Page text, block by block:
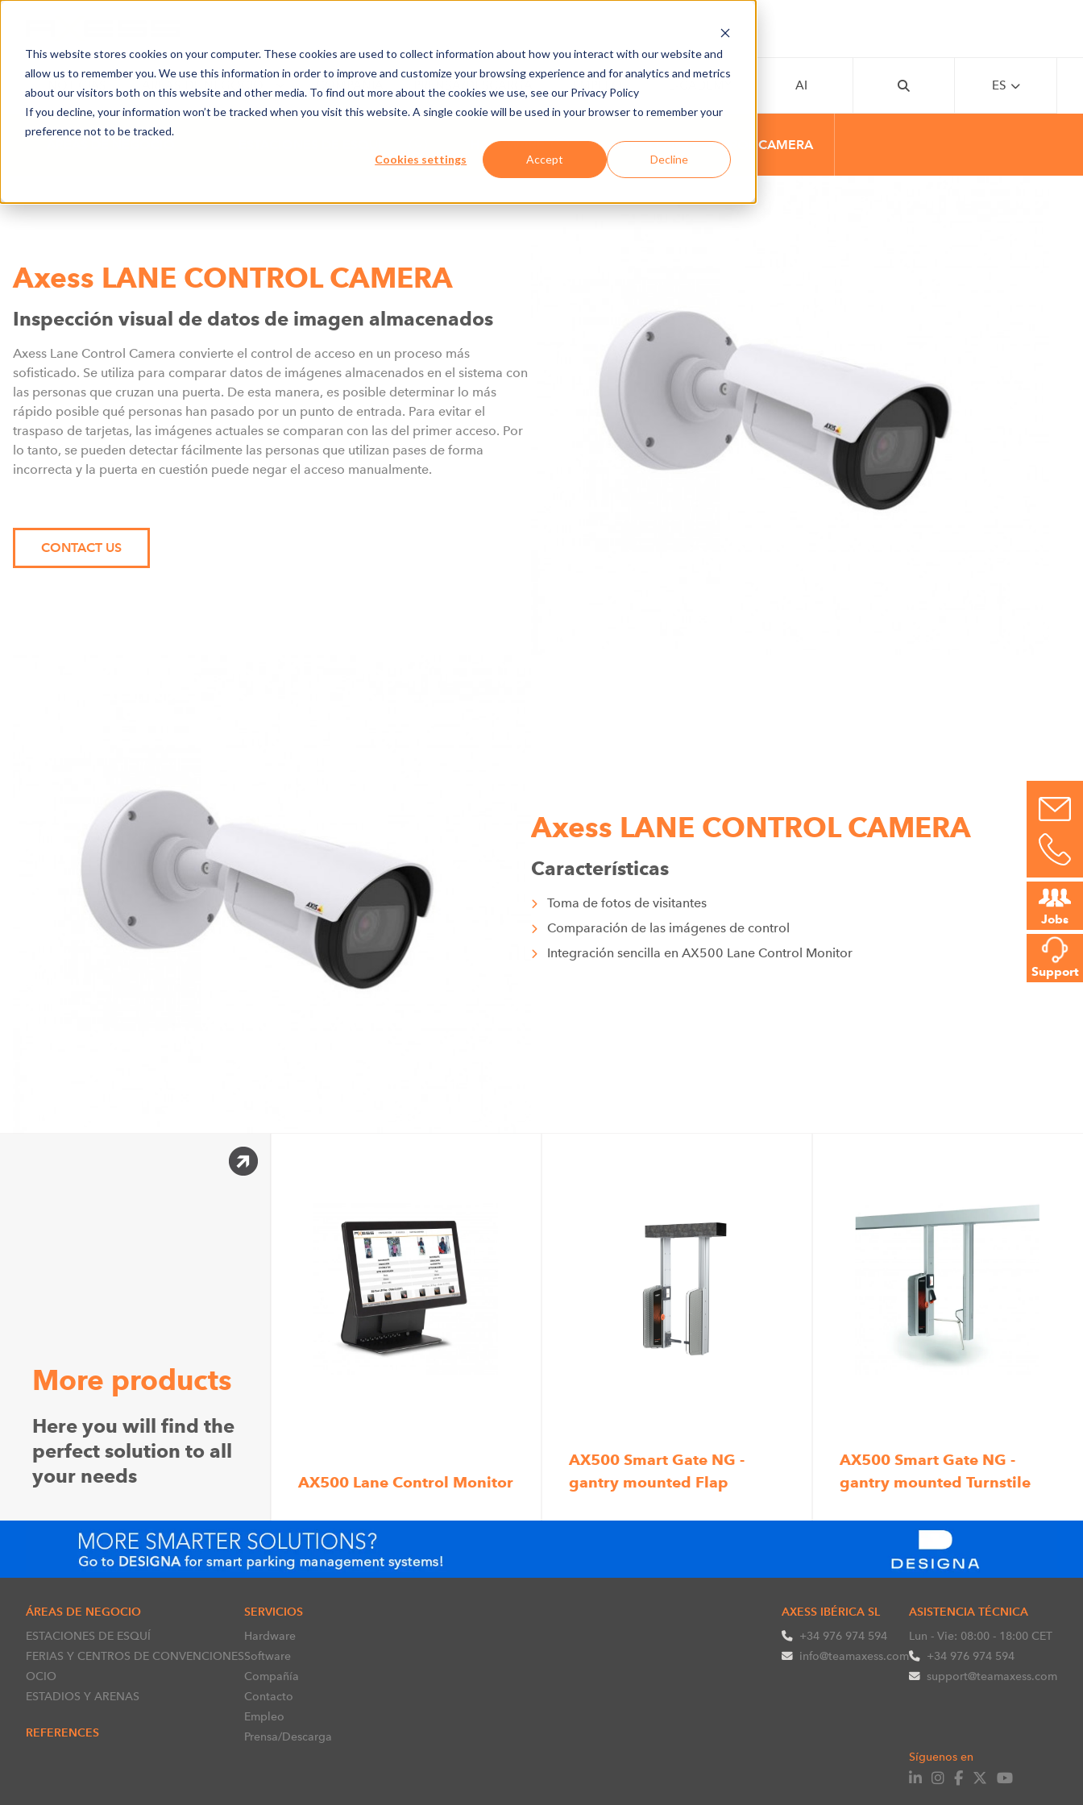
This website stores cookies on your computer. These cookies are used to collect information about how you interact with our website and
allow us to remember you. We use this information in order to improve and customize your browsing experience and for analytics and metrics
about our visitors both on this website and other media. To find out more about the cookies we use, see our Privacy Policy
If you decline, your information won’t be tracked when you visit this website. A single cookie will be used in your browser to remember your
preference not to be tracked.
Cookies settings Accept Decline
NOTICIAS ÁREAS DE NEGOCIO COMPAÑÍA PRENSA/DESCARGA EMPLEO AI ES
Jobs
Support
AXESS LANE CONTROL CAMERA
HARDWARE
Axess LANE CONTROL CAMERA
Inspección visual de datos de imagen almacenados
Axess Lane Control Camera convierte el control de acceso en un proceso más
sofisticado. Se utiliza para comparar datos de imágenes almacenados en el sistema con
las personas que cruzan una puerta. De esta manera, es posible determinar lo más
rápido posible qué personas han pasado por un punto de entrada. Para evitar el
traspaso de tarjetas, las imágenes actuales se comparan con las del primer acceso. Por
lo tanto, se pueden detectar fácilmente las personas que utilizan pases de forma
incorrecta y la puerta en cuestión puede negar el acceso manualmente.
CONTACT US
Axess LANE CONTROL CAMERA
Características
Toma de fotos de visitantes
Comparación de las imágenes de control
Integración sencilla en AX500 Lane Control Monitor
More products
Here you will find the
perfect solution to all
your needs
AX500 Lane Control Monitor
AX500 Smart Gate NG -
gantry mounted Flap
AX500 Smart Gate NG -
gantry mounted Turnstile
ÁREAS DE NEGOCIO
ESTACIONES DE ESQUÍ
FERIAS Y CENTROS DE CONVENCIONES
OCIO
ESTADIOS Y ARENAS
REFERENCES
SERVICIOS
Hardware
Software
Compañía
Contacto
Empleo
Prensa/Descarga
AXESS IBÉRICA SL
+34 976 974 594
info@teamaxess.com
ASISTENCIA TÉCNICA
Lun - Vie: 08:00 - 18:00 CET
+34 976 974 594
support@teamaxess.com
Síguenos en